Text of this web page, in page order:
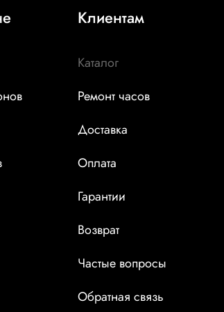
Клиентам
Каталог
Ремонт часов
Доставка
Оплата
Гарантии
Возврат
Частые вопросы
Обратная связь